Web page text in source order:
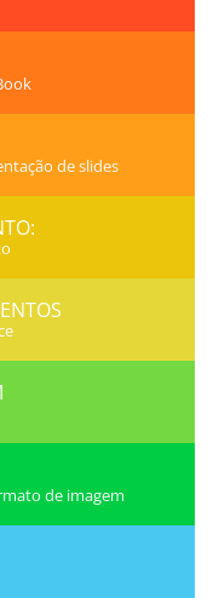
de slides
de imagem